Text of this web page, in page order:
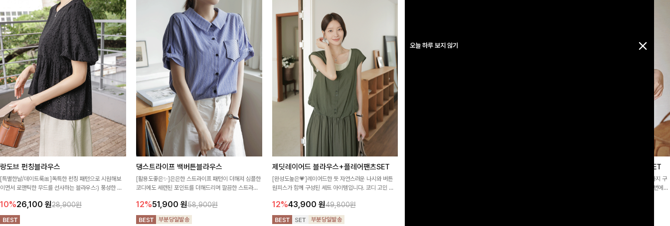
오늘 하루 보지 않기
랑도브 펀칭블라우스
[특별한날/데이트룩🎀]독특한 펀칭 패턴으로 시원해보
이면서 로맨틱한 무드를 선사하는 블라우스:) 풍성한 퍼
10%26,100 원28,900원
댕스트라이프 백버튼블라우스
[활용도좋은✨]은은한 스트라이프 패턴이 더해져 심플한
코디에도 세련된 포인트를 더해드리며 깔끔한 스트라이
12%51,900 원58,900원
제딧레이어드 블라우스+플레어팬츠SET
[완성도높은💗]레이어드한 듯 자연스러운 나시와 버튼
원피스가 함께 구성된 세트 아이템입니다. 코디 고민 없
12%43,900 원49,800원
필딩버튼 카라블라우스+와이드팬츠SET
[SET PICK]버튼 카라 블라우스와 팬츠, 스트랩까지 구
성된 활용도 높은 3종 세트 🤍 코디 걱정 없이 한 번에